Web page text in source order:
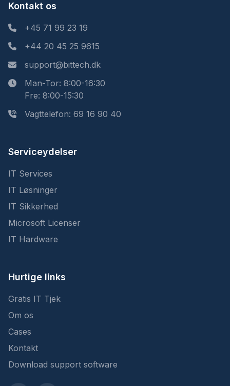
Kontakt os
+45 71 99 23 19
+44 20 45 25 9615
support@bittech.dk
Man-Tor: 8:00-16:30
Fre: 8:00-15:30
Vagttelefon: 69 16 90 40
Serviceydelser
IT Services
IT Løsninger
IT Sikkerhed
Microsoft Licenser
IT Hardware
Hurtige links
Gratis IT Tjek
Om os
Cases
Kontakt
Download support software